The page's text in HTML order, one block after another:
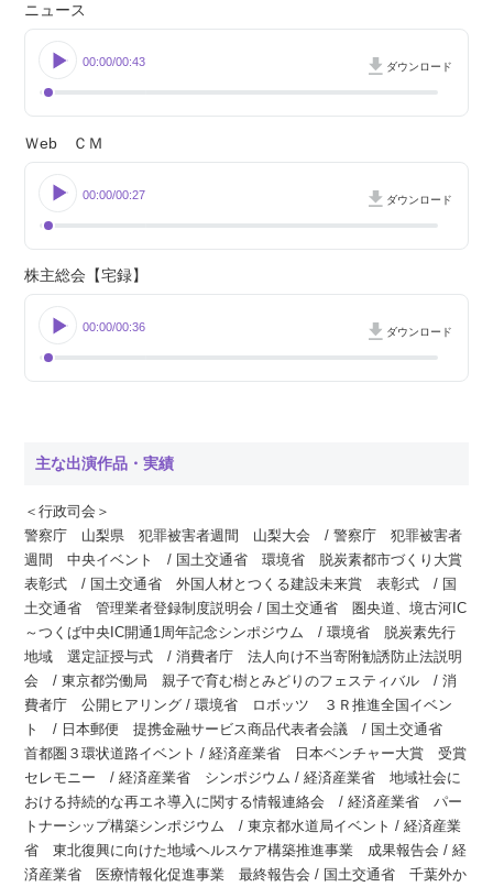
ニュース
00:00 00:43 ダウンロード
Ｗeb ＣＭ
00:00 00:27 ダウンロード
株主総会【宅録】
00:00 00:36 ダウンロード
主な出演作品・実績
＜行政司会＞
警察庁 山梨県 犯罪被害者週間 山梨大会 / 警察庁 犯罪被害者
週間 中央イベント / 国土交通省 環境省 脱炭素都市づくり大賞
表彰式 / 国土交通省 外国人材とつくる建設未来賞 表彰式 / 国
土交通省 管理業者登録制度説明会 / 国土交通省 圏央道、境古河IC
～つくば中央IC開通1周年記念シンポジウム / 環境省 脱炭素先行
地域 選定証授与式 / 消費者庁 法人向け不当寄附勧誘防止法説明
会 / 東京都労働局 親子で育む樹とみどりのフェスティバル / 消
費者庁 公開ヒアリング / 環境省 ロボッツ ３Ｒ推進全国イベン
ト / 日本郵便 提携金融サービス商品代表者会議 / 国土交通省
首都圏３環状道路イベント / 経済産業省 日本ベンチャー大賞 受賞
セレモニー / 経済産業省 シンポジウム / 経済産業省 地域社会に
おける持続的な再エネ導入に関する情報連絡会 / 経済産業省 パー
トナーシップ構築シンポジウム / 東京都水道局イベント / 経済産業
省 東北復興に向けた地域ヘルスケア構築推進事業 成果報告会 / 経
済産業省 医療情報化促進事業 最終報告会 / 国土交通省 千葉外か